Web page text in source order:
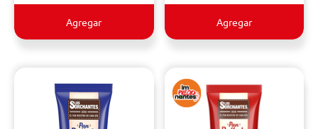
Agregar Agregar